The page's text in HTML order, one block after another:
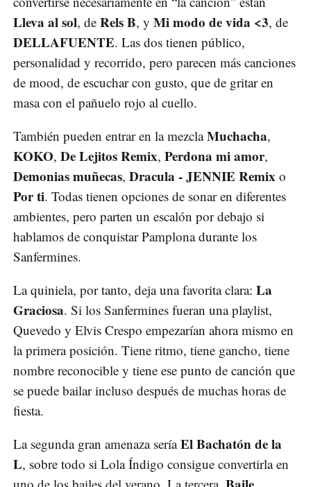
Lleva al sol, de Rels B, y Mi modo de vida <3, de
DELLAFUENTE. Las dos tienen público,
personalidad y recorrido, pero parecen más canciones
de mood, de escuchar con gusto, que de gritar en
masa con el pañuelo rojo al cuello.
También pueden entrar en la mezclaMuchacha,
KOKO, De Lejitos Remix, Perdona mi amor,
Demonias muñecas, Dracula - JENNIE Remix o
Por ti. Todas tienen opciones de sonar en diferentes
ambientes, pero parten un escalón por debajo si
hablamos de conquistar Pamplona durante los
Sanfermines.
La quiniela, por tanto, deja una favorita clara: La
Graciosa. Si los Sanfermines fueran una playlist,
Quevedo y Elvis Crespo empezarían ahora mismo en
la primera posición. Tiene ritmo, tiene gancho, tiene
nombre reconocible y tiene ese punto de canción que
se puede bailar incluso después de muchas horas de
fiesta.
La segunda gran amenaza seríaEl Bachatón de la
L, sobre todo si Lola Índigo consigue convertirla en